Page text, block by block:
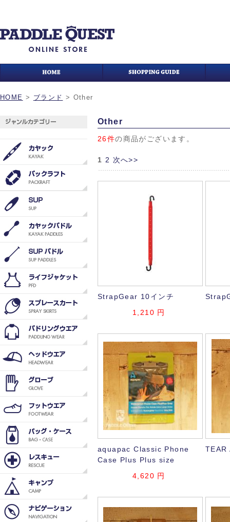
HOME > ブランド > Other
Other
26件の商品がございます。
1 2 次へ>>
StrapGear 10インチ
1,210 円
aquapac Classic Phone
Case Plus Plus size
4,620 円
TEAR